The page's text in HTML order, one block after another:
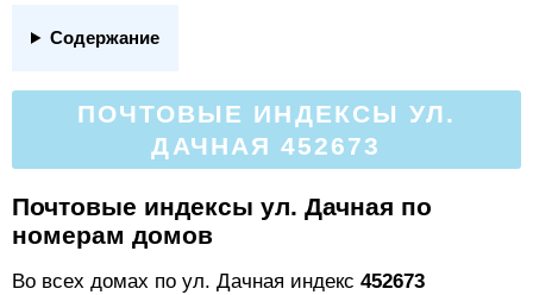
Содержание
ПОЧТОВЫЕ ИНДЕКСЫ УЛ.
ДАЧНАЯ 452673
Почтовые индексы ул. Дачная по
номерам домов
Во всех домах по ул. Дачная индекс 452673